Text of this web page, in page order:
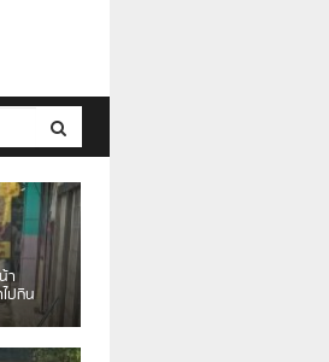
รถ
งดัง